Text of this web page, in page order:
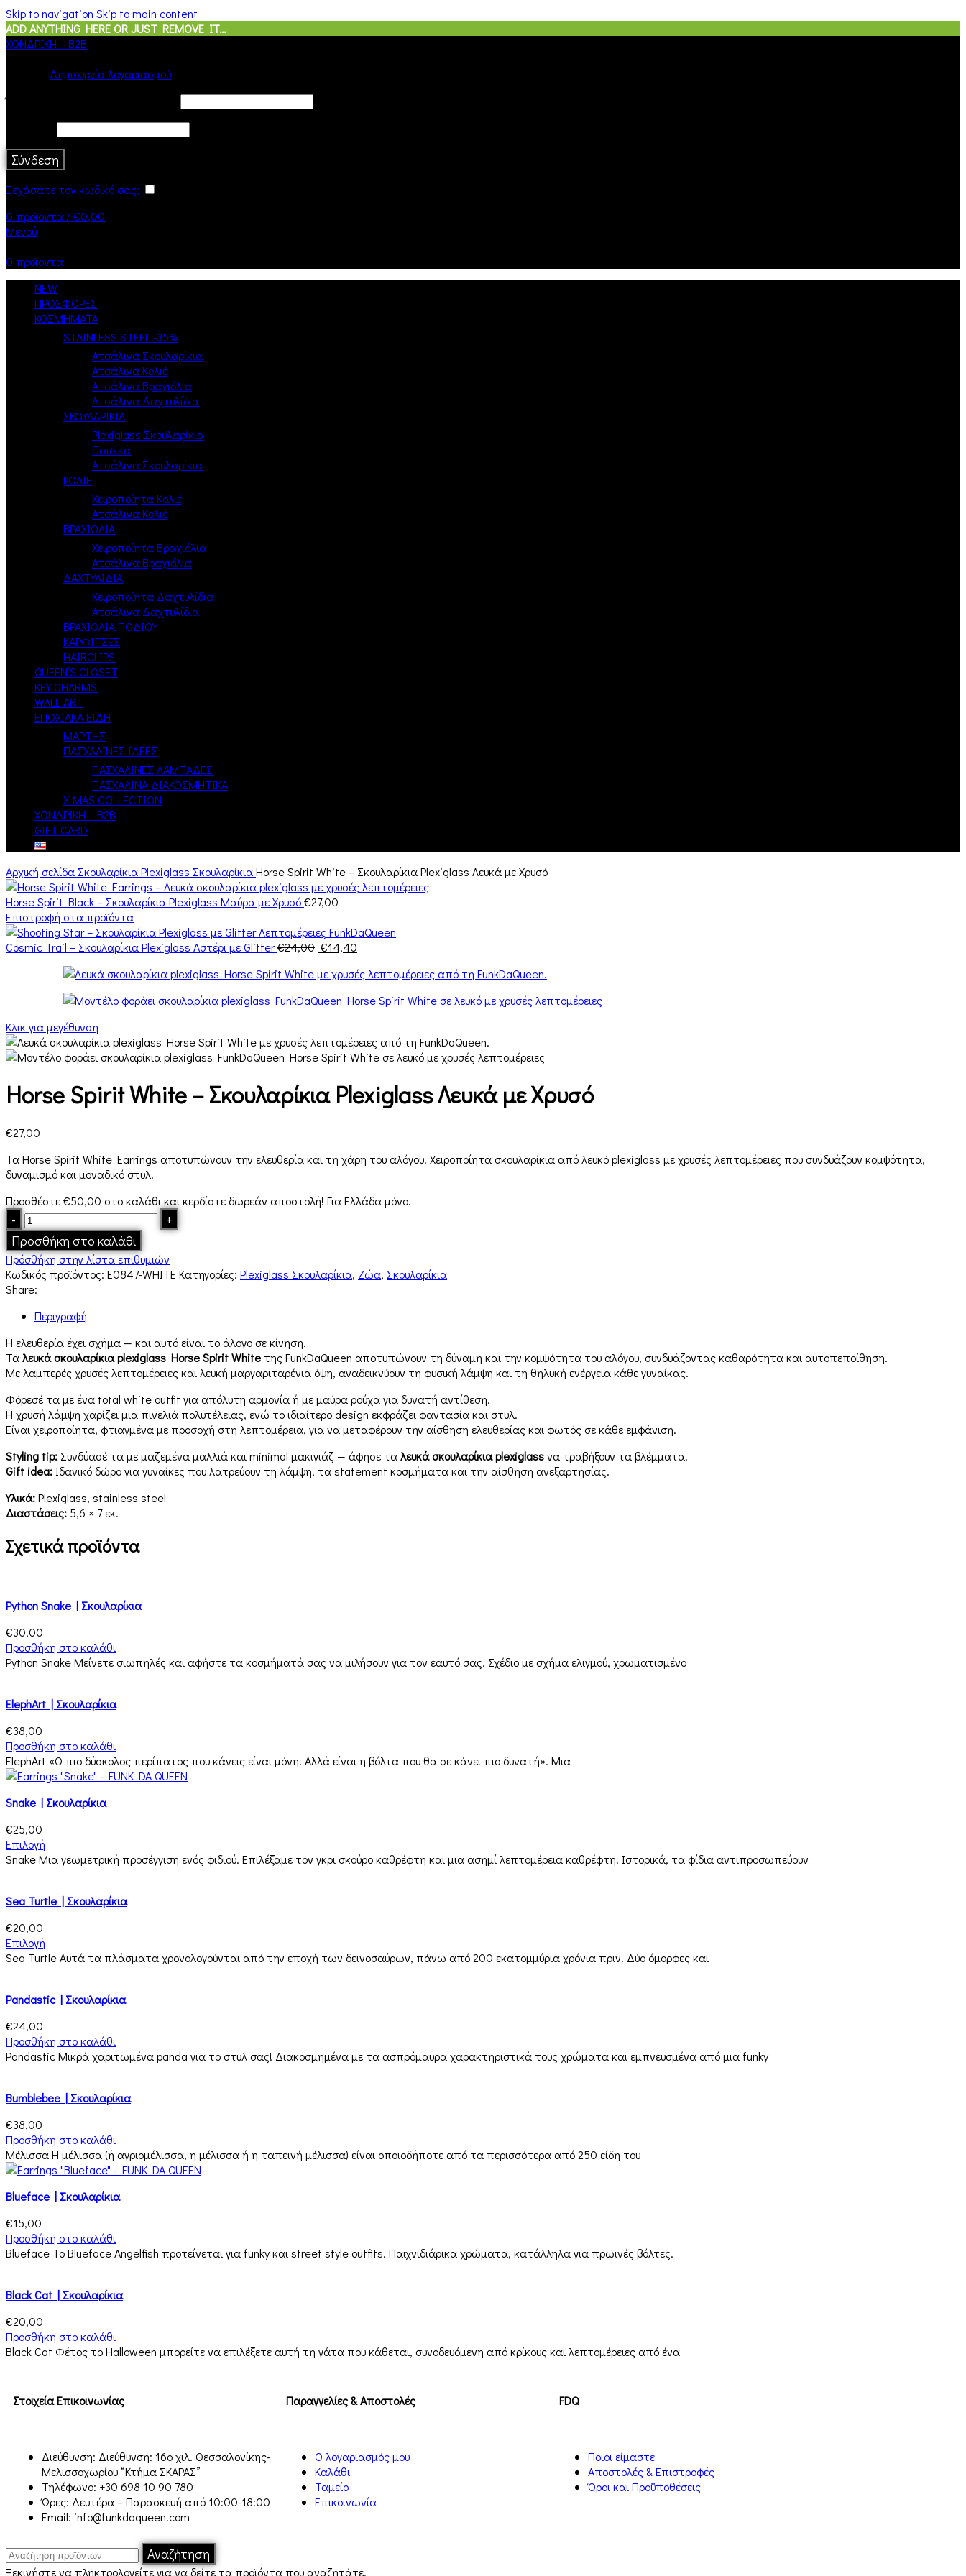
Skip to navigation Skip to main content
ADD ANYTHING HERE OR JUST REMOVE IT…
ΧΟΝΔΡΙΚΗ – B2B
Δημιουργία λογαριασμού
Σύνδεση
Ξεχάσατε τον κωδικό σας;
0 προϊόντα /€0,00
Μενού
0 προϊόντα
NEW
ΠΡΟΣΦΟΡΕΣ
ΚΟΣΜΗΜΑΤΑ
STAINLESS STEEL -35%
Ατσάλινα Σκουλαρίκια
Ατσάλινα Κολιέ
Ατσάλινα Βραχιόλια
Ατσάλινα Δαχτυλίδια
ΣΚΟΥΛΑΡΙΚΙΑ
Plexiglass Σκουλαρίκια
Παιδικά
Ατσάλινα Σκουλαρίκια
ΚΟΛΙΕ
Χειροποίητα Κολιέ
Ατσάλινα Κολιέ
ΒΡΑΧΙΟΛΙΑ
Χειροποίητα Βραχιόλια
Ατσάλινα Βραχιόλια
ΔΑΧΤΥΛΙΔΙΑ
Χειροποίητα Δαχτυλίδια
Ατσάλινα Δαχτυλίδια
ΒΡΑΧΙΟΛΙΑ ΠΟΔΙΟΥ
ΚΑΡΦΙΤΣΕΣ
HAIRCLIPS
QUEEN’S CLOSET
KEY CHARMS
WALL ART
ΕΠΟΧΙΑΚΑ ΕΙΔΗ
ΜΑΡΤΗΣ
ΠΑΣΧΑΛΙΝΕΣ ΙΔΕΕΣ
ΠΑΣΧΑΛΙΝΕΣ ΛΑΜΠΑΔΕΣ
ΠΑΣΧΑΛΙΝΑ ΔΙΑΚΟΣΜΗΤΙΚΑ
X-MAS COLLECTION
ΧΟΝΔΡΙΚΗ – B2B
GIFT CARD
Αρχική σελίδα ΣκουλαρίκιαPlexiglass ΣκουλαρίκιαHorse Spirit White – Σκουλαρίκια Plexiglass Λευκά με Χρυσό
Horse Spirit Black – Σκουλαρίκια Plexiglass Μαύρα με Χρυσό€27,00
Επιστροφή στα προϊόντα
Cosmic Trail – Σκουλαρίκια Plexiglass Αστέρι με Glitter€24,00 €14,40
Κλικ για μεγέθυνση
Horse Spirit White – Σκουλαρίκια Plexiglass Λευκά με Χρυσό
€27,00
Τα Horse Spirit White Earrings αποτυπώνουν την ελευθερία και τη χάρη του αλόγου. Χειροποίητα σκουλαρίκια από λευκό plexiglass με χρυσές λεπτομέρειες που συνδυάζουν κομψότητα,
δυναμισμό και μοναδικό στυλ.
Προσθέστε€50,00 στο καλάθι και κερδίστε δωρεάν αποστολή! Για Ελλάδα μόνο.
Προσθήκη στο καλάθι
Πρόσθήκη στην λίστα επιθυμιών
Κωδικός προϊόντος: E0847-WHITE Κατηγορίες: Plexiglass Σκουλαρίκια, Ζώα, Σκουλαρίκια
Share:
Περιγραφή
Η ελευθερία έχει σχήμα — και αυτό είναι το άλογο σε κίνηση.
Ταλευκά σκουλαρίκια plexiglass Horse Spirit White της FunkDaQueen αποτυπώνουν τη δύναμη και την κομψότητα του αλόγου, συνδυάζοντας καθαρότητα και αυτοπεποίθηση.
Με λαμπερές χρυσές λεπτομέρειες και λευκή μαργαριταρένια όψη, αναδεικνύουν τη φυσική λάμψη και τη θηλυκή ενέργεια κάθε γυναίκας.
Φόρεσέ τα με ένα total white outfit για απόλυτη αρμονία ή με μαύρα ρούχα για δυνατή αντίθεση.
Η χρυσή λάμψη χαρίζει μια πινελιά πολυτέλειας, ενώ το ιδιαίτερο design εκφράζει φαντασία και στυλ.
Είναι χειροποίητα, φτιαγμένα με προσοχή στη λεπτομέρεια, για να μεταφέρουν την αίσθηση ελευθερίας και φωτός σε κάθε εμφάνιση.
Styling tip: Συνδύασέ τα με μαζεμένα μαλλιά και minimal μακιγιάζ — άφησε ταλευκά σκουλαρίκια plexiglassνα τραβήξουν τα βλέμματα.
Gift idea: Ιδανικό δώρο για γυναίκες που λατρεύουν τη λάμψη, τα statement κοσμήματα και την αίσθηση ανεξαρτησίας.
Υλικά:Plexiglass, stainless steel
Διαστάσεις: 5,6 × 7 εκ.
Σχετικά προϊόντα
Python Snake | Σκουλαρίκια
€30,00
Προσθήκη στο καλάθι
Python Snake Μείνετε σιωπηλές και αφήστε τα κοσμήματά σας να μιλήσουν για τον εαυτό σας. Σχέδιο με σχήμα ελιγμού, χρωματισμένο
ElephArt | Σκουλαρίκια
€38,00
Προσθήκη στο καλάθι
ElephArt «Ο πιο δύσκολος περίπατος που κάνεις είναι μόνη. Αλλά είναι η βόλτα που θα σε κάνει πιο δυνατή». Μια
Snake | Σκουλαρίκια
€25,00
Επιλογή
Snake Μια γεωμετρική προσέγγιση ενός φιδιού. Επιλέξαμε τον γκρι σκούρο καθρέφτη και μια ασημί λεπτομέρεια καθρέφτη. Ιστορικά, τα φίδια αντιπροσωπεύουν
Sea Turtle | Σκουλαρίκια
€20,00
Επιλογή
Sea Turtle Αυτά τα πλάσματα χρονολογούνται από την εποχή των δεινοσαύρων, πάνω από 200 εκατομμύρια χρόνια πριν! Δύο όμορφες και
Pandastic | Σκουλαρίκια
€24,00
Προσθήκη στο καλάθι
Pandastic Μικρά χαριτωμένα panda για το στυλ σας! Διακοσμημένα με τα ασπρόμαυρα χαρακτηριστικά τους χρώματα και εμπνευσμένα από μια funky
Bumblebee | Σκουλαρίκια
€38,00
Προσθήκη στο καλάθι
Μέλισσα Η μέλισσα (ή αγριομέλισσα, η μέλισσα ή η ταπεινή μέλισσα) είναι οποιοδήποτε από τα περισσότερα από 250 είδη του
Blueface | Σκουλαρίκια
€15,00
Προσθήκη στο καλάθι
Blueface Το Blueface Angelfish προτείνεται για funky και street style outfits. Παιχνιδιάρικα χρώματα, κατάλληλα για πρωινές βόλτες.
Black Cat | Σκουλαρίκια
€20,00
Προσθήκη στο καλάθι
Black Cat Φέτος το Halloween μπορείτε να επιλέξετε αυτή τη γάτα που κάθεται, συνοδευόμενη από κρίκους και λεπτομέρειες από ένα
Στοιχεία Επικοινωνίας
Διεύθυνση: Διεύθυνση: 16ο χιλ. Θεσσαλονίκης-
Μελισσοχωρίου “Κτήμα ΣΚΑΡΑΣ”
Τηλέφωνο: +30 698 10 90 780
Ώρες: Δευτέρα – Παρασκευή από 10:00-18:00
Email: info@funkdaqueen.com
Παραγγελίες & Αποστολές
Ο λογαριασμός μου
Καλάθι
Ταμείο
Επικοινωνία
FDQ
Ποιοι είμαστε
Αποστολές & Επιστροφές
Όροι και Προϋποθέσεις
Αναζήτηση
Ξεκινήστε να πληκτρολογείτε για να δείτε τα προϊόντα που αναζητάτε.